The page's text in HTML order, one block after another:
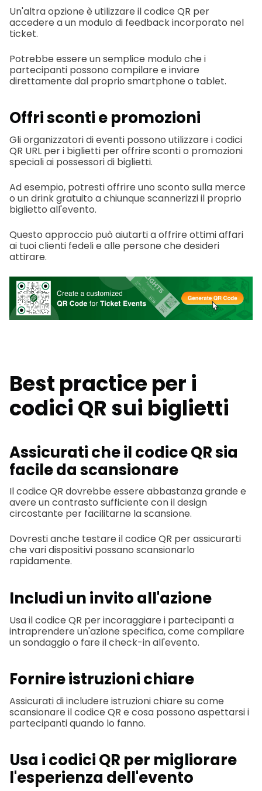
Un'altra opzione è utilizzare il codice QR per
accedere a un modulo di feedback incorporato nel
ticket.
Potrebbe essere un semplice modulo che i
partecipanti possono compilare e inviare
direttamente dal proprio smartphone o tablet.
Offri sconti e promozioni
Gli organizzatori di eventi possono utilizzare i codici
QR URL per i biglietti per offrire sconti o promozioni
speciali ai possessori di biglietti.
Ad esempio, potresti offrire uno sconto sulla merce
o un drink gratuito a chiunque scannerizzi il proprio
biglietto all'evento.
Questo approccio può aiutarti a offrire ottimi affari
ai tuoi clienti fedeli e alle persone che desideri
attirare.
Best practice per i
codici QR sui biglietti
Assicurati che il codice QR sia
facile da scansionare
Il codice QR dovrebbe essere abbastanza grande e
avere un contrasto sufficiente con il design
circostante per facilitarne la scansione.
Dovresti anche testare il codice QR per assicurarti
che vari dispositivi possano scansionarlo
rapidamente.
Includi un invito all'azione
Usa il codice QR per incoraggiare i partecipanti a
intraprendere un'azione specifica, come compilare
un sondaggio o fare il check-in all'evento.
Fornire istruzioni chiare
Assicurati di includere istruzioni chiare su come
scansionare il codice QR e cosa possono aspettarsi i
partecipanti quando lo fanno.
Usa i codici QR per migliorare
l'esperienza dell'evento